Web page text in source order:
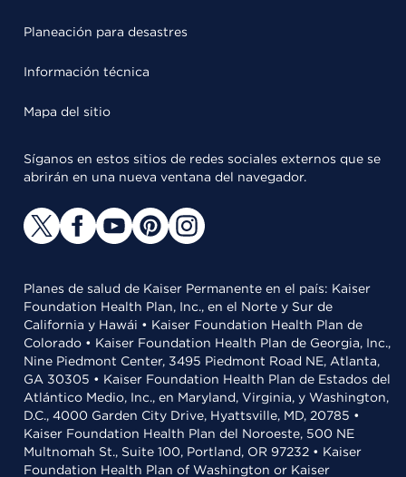
Planeación para desastres
Información técnica
Mapa del sitio
Síganos en estos sitios de redes sociales externos que se
abrirán en una nueva ventana del navegador.
Planes de salud de Kaiser Permanente en el país: Kaiser
Foundation Health Plan, Inc., en el Norte y Sur de
California y Hawái • Kaiser Foundation Health Plan de
Colorado • Kaiser Foundation Health Plan de Georgia, Inc.,
Nine Piedmont Center, 3495 Piedmont Road NE, Atlanta,
GA 30305 • Kaiser Foundation Health Plan de Estados del
Atlántico Medio, Inc., en Maryland, Virginia, y Washington,
D.C., 4000 Garden City Drive, Hyattsville, MD, 20785 •
Kaiser Foundation Health Plan del Noroeste, 500 NE
Multnomah St., Suite 100, Portland, OR 97232 • Kaiser
Foundation Health Plan of Washington or Kaiser